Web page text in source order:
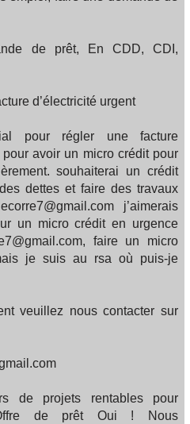
de prêt, En CDD, CDI,
d’électricité urgent
pour régler une facture
pour avoir un micro crédit pour
souhaiterai un crédit
dettes et faire des travaux
j’aimerais
un micro crédit en urgence
faire un micro
je suis au rsa où puis-je
veuillez nous contacter sur
de projets rentables pour
de prêt Oui ! Nous